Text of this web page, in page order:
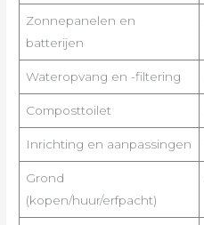
Zonnepanelen en
batterijen
Wateropvang en -filtering
Composttoilet
Inrichting en aanpassingen
Grond
(kopen/huur/erfpacht)